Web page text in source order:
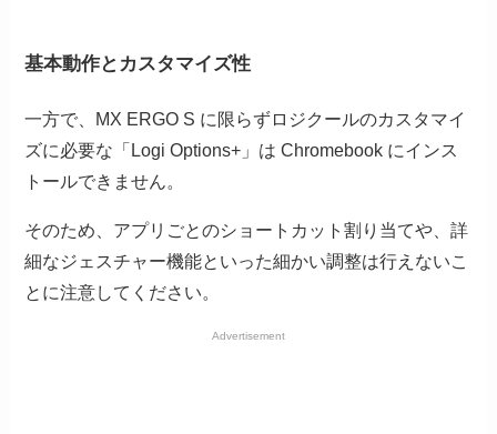
基本動作とカスタマイズ性
一方で、MX ERGO S に限らずロジクールのカスタマイ
ズに必要な「Logi Options+」は Chromebook にインス
トールできません。
そのため、アプリごとのショートカット割り当てや、詳
細なジェスチャー機能といった細かい調整は行えないこ
とに注意してください。
Advertisement